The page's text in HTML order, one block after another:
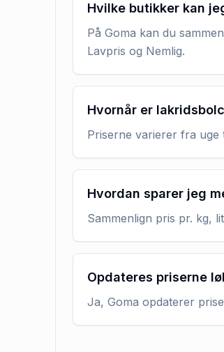
Hvilke butikker kan
På Goma kan du
Lavpris og Nemlig.
Hvornår er
Priserne varierer fra
Hvordan sparer jeg
Sammenlign pris pr. kg,
Opdateres priserne
Ja, Goma opdaterer